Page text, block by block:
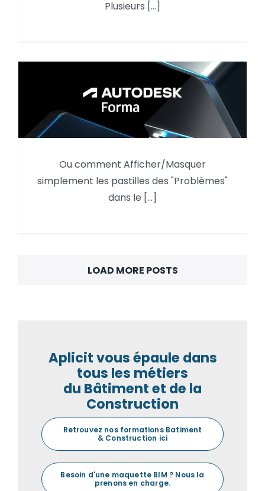
Plusieurs [...]
Autodesk Forma,
Afficher/Masquer les
« Problèmes »
Ou comment Afficher/Masquer
simplement les pastilles des "Problèmes"
dans le [...]
LOAD MORE POSTS
Aplicit vous épaule dans
tous les métiers
du Bâtiment et de la
Construction
Retrouvez nos formations Batiment
& Construction ici
Besoin d'une maquette BIM ? Nous la
prenons en charge.